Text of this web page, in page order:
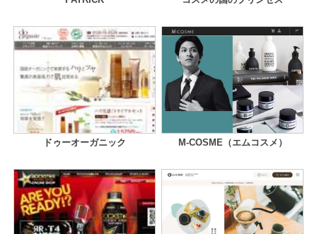
ドゥーオーガニック M-COSME（エムコスメ）